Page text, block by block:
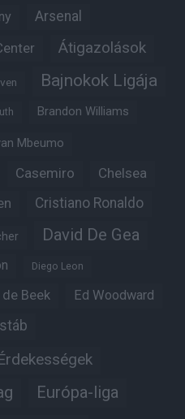
Arsenal
Átigazolások
Bajnokok Ligája
Brandon Williams
Mbeumo
Casemiro Chelsea
Cristiano Ronaldo
David De Gea
Diego Leon
Beek Ed Woodward
Európa-liga